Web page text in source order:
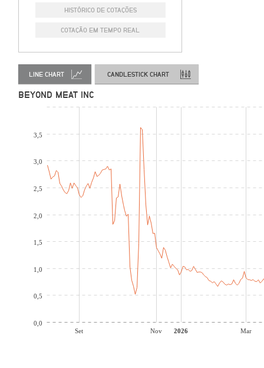
HISTÓRICO DE COTAÇÕES
COTAÇÃO EM TEMPO REAL
LINE CHART CANDLESTICK CHART
BEYOND MEAT INC
Set Nov 2026 Mar
0,0
0,5
1,0
1,5
2,0
2,5
3,0
3,5